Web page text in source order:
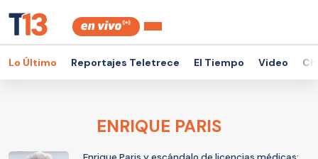
Lo Último Reportajes Teletrece El Tiempo Video
ENRIQUE PARIS